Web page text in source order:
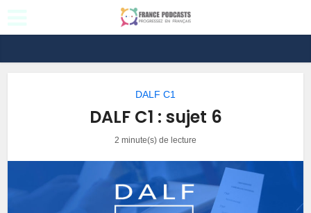
DALF C1
DALF C1 : sujet 6
2 minute(s) de lecture